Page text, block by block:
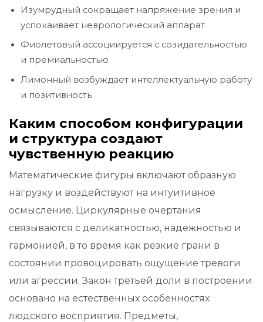
Изумрудный сокращает напряжение зрения и
успокаивает неврологический аппарат
Фиолетовый ассоциируется с созидательностью
и премиальностью
Лимонный возбуждает интеллектуальную работу
и позитивность
Каким способом конфигурации
и структура создают
чувственную реакцию
Математические фигуры включают образную
нагрузку и воздействуют на интуитивное
осмысление. Циркулярные очертания
связываются с деликатностью, надежностью и
гармонией, в то время как резкие грани в
состоянии провоцировать ощущение тревоги
или агрессии. Закон третьей доли в построении
основано на естественных особенностях
людского восприятия. Предметы,